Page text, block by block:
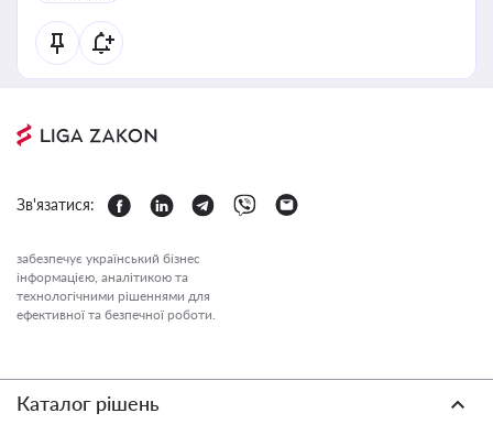
Зв'язатися:
забезпечує український бізнес
інформацією, аналітикою та
технологічними рішеннями для
ефективної та безпечної роботи.
Каталог рішень